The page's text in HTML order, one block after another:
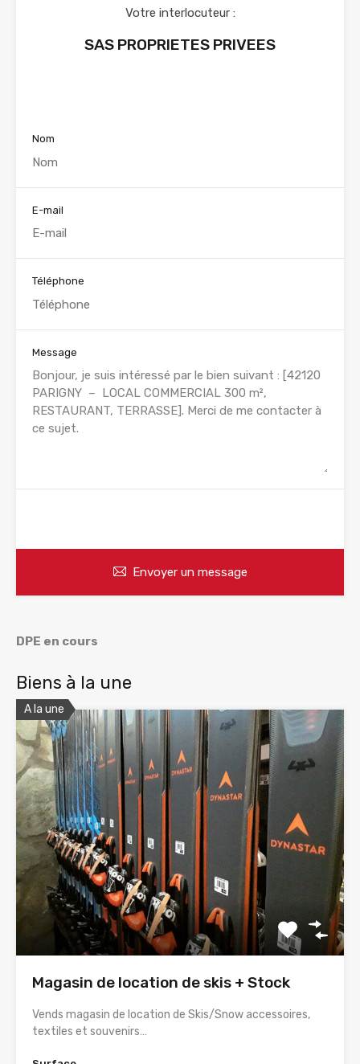
Votre interlocuteur :
SAS PROPRIETES PRIVEES
Nom
E-mail
Téléphone
Message
Envoyer un message
DPE en cours
Biens à la une
A la une
Magasin de location de skis + Stock
Vends magasin de location de Skis/Snow accessoires,
textiles et souvenirs…